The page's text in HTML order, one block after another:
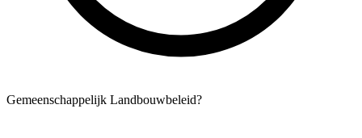
Gemeenschappelijk Landbouwbeleid?